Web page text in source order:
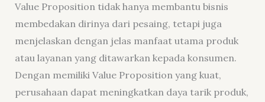
Value Proposition tidak hanya membantu bisnis
membedakan dirinya dari pesaing, tetapi juga
menjelaskan dengan jelas manfaat utama produk
atau layanan yang ditawarkan kepada konsumen.
Dengan memiliki Value Proposition yang kuat,
perusahaan dapat meningkatkan daya tarik produk,